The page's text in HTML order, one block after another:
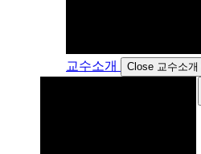
교수소개 Close 교수소개